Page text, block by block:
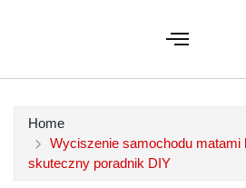
Home
Wyciszenie samochodu matami
skuteczny poradnik DIY